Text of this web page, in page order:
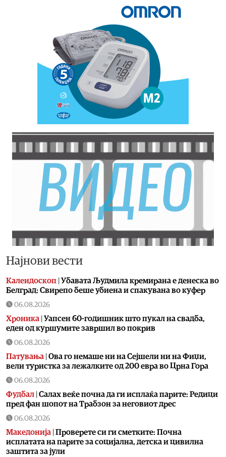
Најнови вести
Калеидоскоп Убавата Људмила кремирана е денеска во
Белград: Свирепо беше убиена и спакувана во куфер
06.08.2026
Хроника Уапсен 60-годишник што пукал на свадба,
еден од куршумите завршил во покрив
06.08.2026
Патувања Ова го немаше ни на Сејшели ни на Фиџи,
вели туристка за лежалките од 200 евра во Црна Гора
06.08.2026
Фудбал Салах веќе почна да ги исплаќа парите: Редици
пред фан шопот на Трабзон за неговиот дрес
06.08.2026
Македонија Проверете си ги сметките: Почна
исплатата на парите за социјална, детска и цивилна
заштита за јули